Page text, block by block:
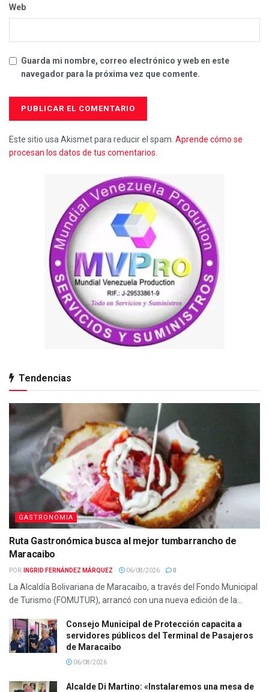
Web
Guarda mi nombre, correo electrónico y web en este
navegador para la próxima vez que comente.
Este sitio usa Akismet para reducir el spam. Aprende cómo se
procesan los datos de tus comentarios.
Tendencias
GASTRONOMIA
Ruta Gastronómica busca al mejor tumbarrancho de
Maracaibo
POR: INGRID FERNÁNDEZ MÁRQUEZ 06/08/2026 0
La Alcaldía Bolivariana de Maracaibo, a través del Fondo Municipal
de Turismo (FOMUTUR), arrancó con una nueva edición de la...
Consejo Municipal de Protección capacita a
servidores públicos del Terminal de Pasajeros
de Maracaibo
06/08/2026
Alcalde Di Martino: «Instalaremos una mesa de